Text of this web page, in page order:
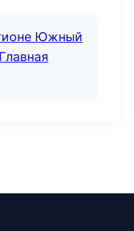
Южный
Главная